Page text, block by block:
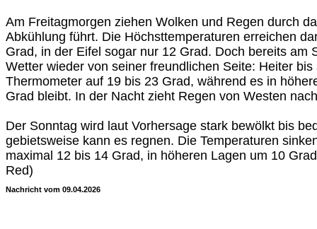
Am Freitagmorgen ziehen Wolken und Regen durch
Abkühlung führt. Die Höchsttemperaturen erreichen
Grad, in der Eifel sogar nur 12 Grad. Doch bereits am
Wetter wieder von seiner freundlichen Seite: Heiter
Thermometer auf 19 bis 23 Grad, während es in
Grad bleibt. In der Nacht zieht Regen von Westen
Der Sonntag wird laut Vorhersage stark bewölkt bis
gebietsweise kann es regnen. Die Temperaturen
maximal 12 bis 14 Grad, in höheren Lagen um 10
Red)
Nachricht vom 09.04.2026